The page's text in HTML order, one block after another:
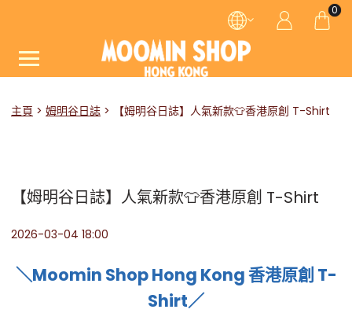
0
主頁 姆明谷日誌 【姆明谷日誌】人氣新款👕香港原創 T-Shirt
【姆明谷日誌】人氣新款👕香港原創 T-Shirt
2026-03-04 18:00
＼Moomin Shop Hong Kong 香港原創 T-
Shirt／